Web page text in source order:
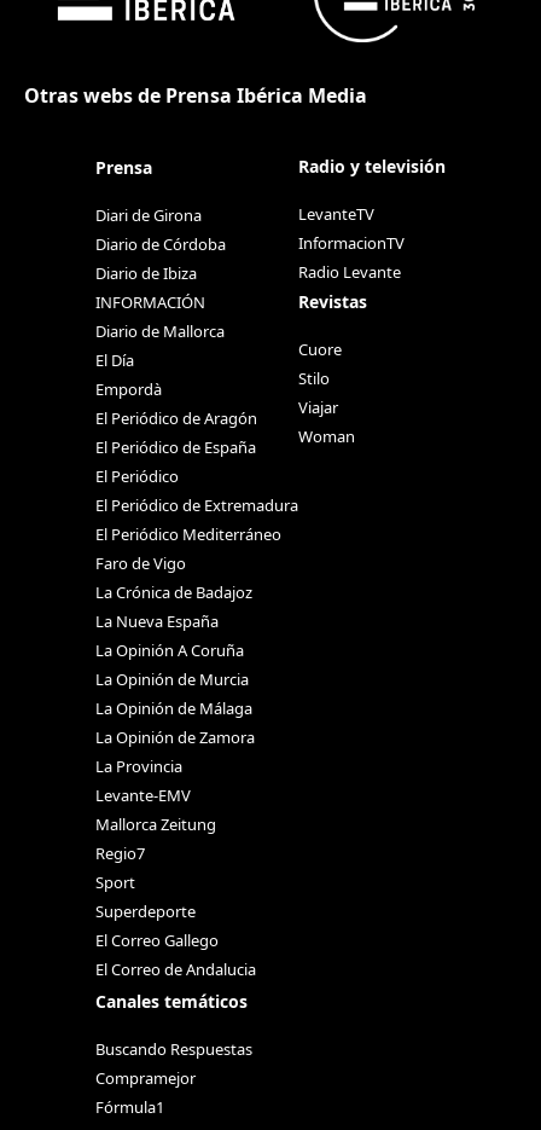
Otras webs de Prensa Ibérica Media
Prensa
Diari de Girona
Diario de Córdoba
Diario de Ibiza
INFORMACIÓN
Diario de Mallorca
El Día
Empordà
El Periódico de Aragón
El Periódico de España
El Periódico
El Periódico de Extremadura
El Periódico Mediterráneo
Faro de Vigo
La Crónica de Badajoz
La Nueva España
La Opinión A Coruña
La Opinión de Murcia
La Opinión de Málaga
La Opinión de Zamora
La Provincia
Levante-EMV
Mallorca Zeitung
Regio7
Sport
Superdeporte
El Correo Gallego
El Correo de Andalucia
Canales temáticos
Buscando Respuestas
Compramejor
Fórmula1
Radio y televisión
LevanteTV
InformacionTV
Radio Levante
Revistas
Cuore
Stilo
Viajar
Woman